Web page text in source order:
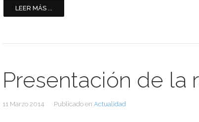
LEER MÁS ...
Presentación de la
11 Marzo 2014 Publicado en Actualidad